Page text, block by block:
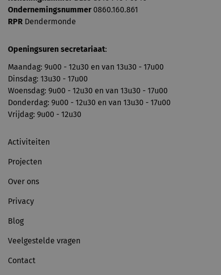
Ondernemingsnummer0860.160.861
RPR Dendermonde
Openingsuren secretariaat:
Maandag: 9u00 - 12u30 en van 13u30 - 17u00
Dinsdag: 13u30 - 17u00
Woensdag: 9u00 - 12u30 en van 13u30 - 17u00
Donderdag: 9u00 - 12u30 en van 13u30 - 17u00
Vrijdag: 9u00 - 12u30
Activiteiten
Projecten
Over ons
Privacy
Blog
Veelgestelde vragen
Contact